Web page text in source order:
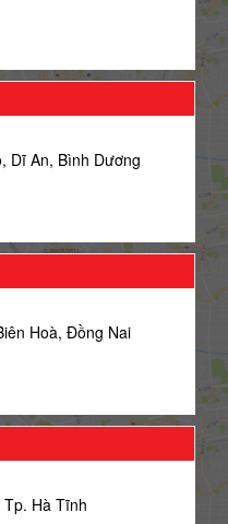
Dĩ An, Bình Dương
Hoà, Đồng Nai
Hà Tĩnh